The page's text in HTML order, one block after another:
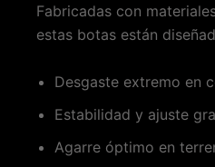
Fabricadas con
estas botas están
Desgaste extremo en
Estabilidad y ajuste
Agarre óptimo en